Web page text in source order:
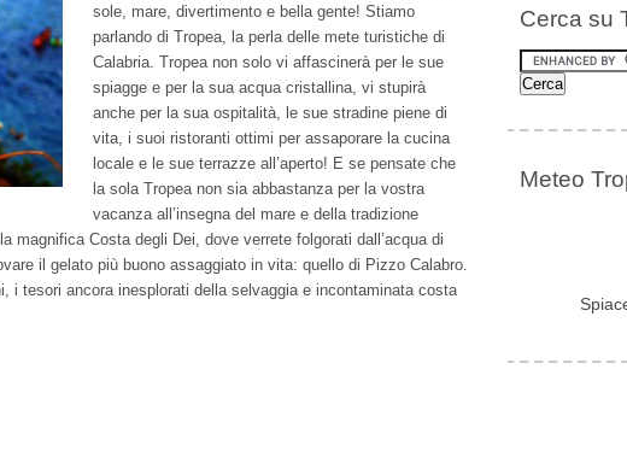
sole, mare, divertimento e bella gente! Stiamo
parlando di Tropea, la perla delle mete turistiche di
Calabria. Tropea non solo vi affascinerà per le sue
spiagge e per la sua acqua cristallina, vi stupirà
anche per la sua ospitalità, le sue stradine piene di
vita, i suoi ristoranti ottimi per assaporare la cucina
locale e le sue terrazze all’aperto! E se pensate che
la sola Tropea non sia abbastanza per la vostra
vacanza all’insegna del mare e della tradizione
magnifica Costa degli Dei, dove verrete folgorati dall’acqua di
il gelato più buono assaggiato in vita: quello di Pizzo Calabro.
i tesori ancora inesplorati della selvaggia e incontaminata costa
Cerca su
Meteo